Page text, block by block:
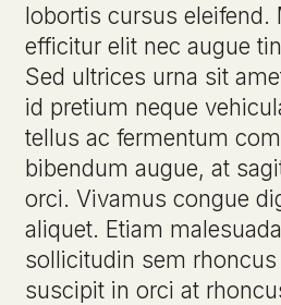
lobortis cursus eleifend.
efficitur elit nec augue
Sed ultrices urna sit
id pretium neque
tellus ac fermentum
bibendum augue, at
orci. Vivamus congue
aliquet. Etiam
sollicitudin sem
suscipit in orci at